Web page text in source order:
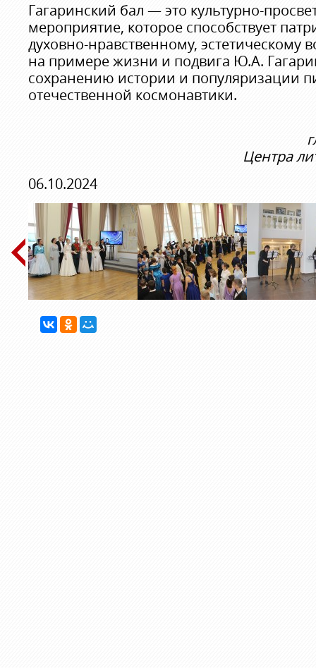
Гагаринский бал — это культурно-
мероприятие, которое способствует
духовно-нравственному,
на примере жизни и подвига Ю.А.
сохранению истории и популяризации
отечественной космонавтики.
Центра
06.10.2024